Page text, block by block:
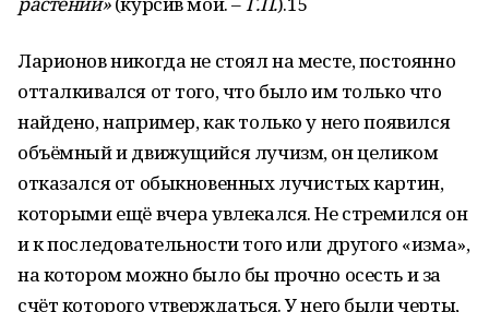
Ларионов никогда не стоял на месте, постоянно
отталкивался от того, что было им только что
найдено, например, как только у него появился
объёмный и движущийся лучизм, он целиком
отказался от обыкновенных лучистых картин,
которыми ещё вчера увлекался. Не стремился он
и к последовательности того или другого «изма»,
на котором можно было бы прочно осесть и за
счёт которого утверждаться. У него были черты,